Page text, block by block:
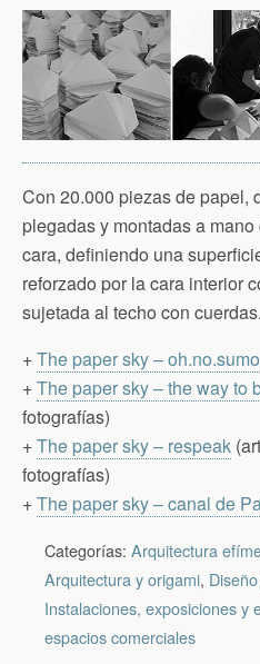
Con 20.000 piezas de papel,
plegadas y montadas a
cara, definiendo una
reforzado por la cara interior
sujetada al techo con cuerdas.
+The paper sky – oh.no.sumo
+The paper sky – the way to
fotografías)
+The paper sky – respeak
fotografías)
+The paper sky – canal de
Categorías: Arquitectura
Arquitectura y origami,
Instalaciones, exposiciones y
espacios comerciales